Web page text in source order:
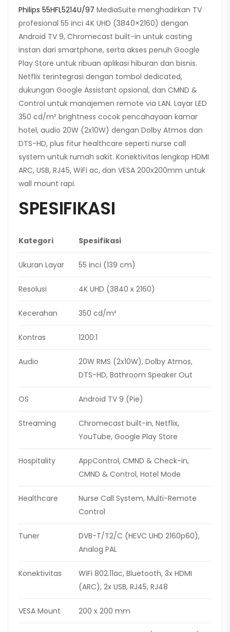
Philips 55HFL5214U/97 MediaSuite menghadirkan TV
profesional 55 inci 4K UHD (3840×2160) dengan
Android TV 9, Chromecast built-in untuk casting
instan dari smartphone, serta akses penuh Google
Play Store untuk ribuan aplikasi hiburan dan bisnis.
Netflix terintegrasi dengan tombol dedicated,
dukungan Google Assistant opsional, dan CMND &
Control untuk manajemen remote via LAN. Layar LED
350 cd/m² brightness cocok pencahayaan kamar
hotel, audio 20W (2x10W) dengan Dolby Atmos dan
DTS-HD, plus fitur healthcare seperti nurse call
system untuk rumah sakit. Konektivitas lengkap HDMI
ARC, USB, RJ45, WiFi ac, dan VESA 200x200mm untuk
wall mount rapi.
SPESIFIKASI
Kategori Spesifikasi
Ukuran Layar 55 inci (139 cm)
Resolusi 4K UHD (3840 x 2160)
Kecerahan 350 cd/m²
Kontras 1200:1
Audio
20W RMS (2x10W), Dolby Atmos,
DTS-HD, Bathroom Speaker Out
OS Android TV 9 (Pie)
Streaming
Chromecast built-in, Netflix,
YouTube, Google Play Store
Hospitality
AppControl, CMND & Check-in,
CMND & Control, Hotel Mode
Healthcare
Nurse Call System, Multi-Remote
Control
Tuner
DVB-T/T2/C (HEVC UHD 2160p60),
Analog PAL
Konektivitas
WiFi 802.11ac, Bluetooth, 3x HDMI
(ARC), 2x USB, RJ45, RJ48
VESA Mount 200 x 200 mm